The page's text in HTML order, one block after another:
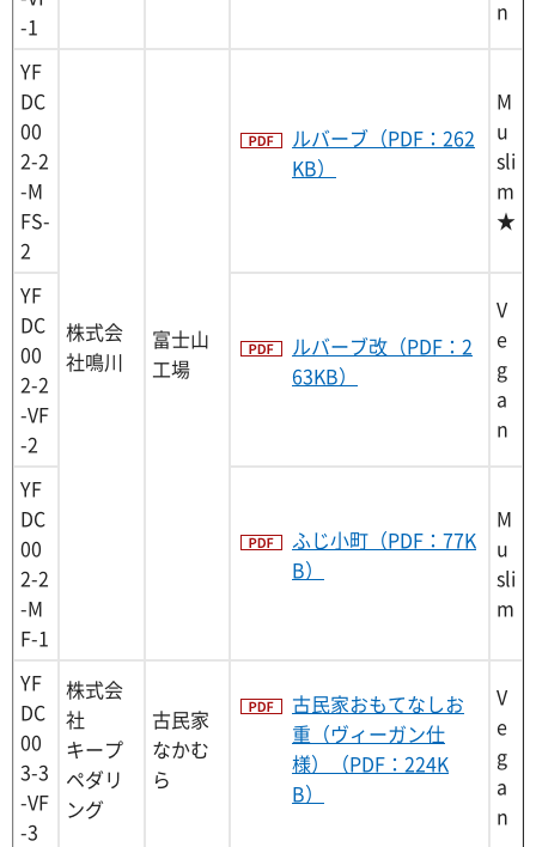
-1
n
YF
DC
00
2-2
-M
FS-
2
株式会
社鳴川
富士山
工場
ルバーブ（PDF：262
KB）
M
u
sli
m
★
YF
DC
00
2-2
-VF
-2
ルバーブ改（PDF：2
63KB）
V
e
g
a
n
YF
DC
00
2-2
-M
F-1
ふじ小町（PDF：77K
B）
M
u
sli
m
YF
DC
00
3-3
-VF
-3
株式会
社
キープ
ペダリ
ング
古民家
なかむ
ら
古民家おもてなしお
重（ヴィーガン仕
様）（PDF：224K
B）
V
e
g
a
n